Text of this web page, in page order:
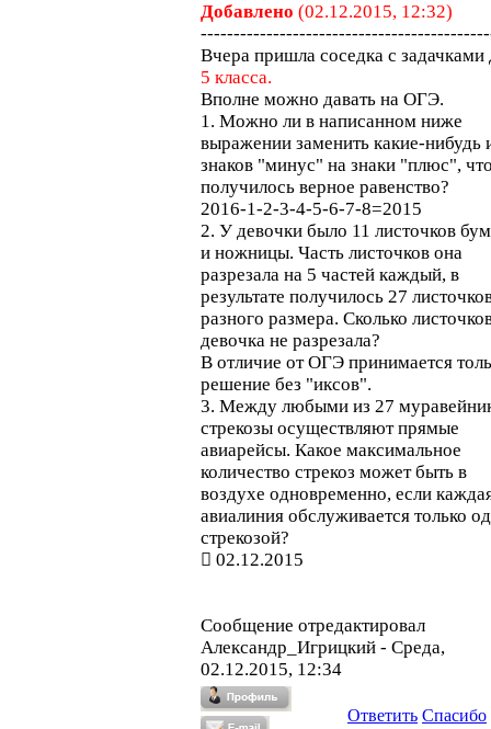
Добавлено (02.12.2015, 12:32)
Вчера пришла соседка с задачками
5 класса.
Вполне можно давать на ОГЭ.
1. Можно ли в написанном ниже
выражении заменить какие-нибудь
знаков "минус" на знаки "плюс",
получилось верное равенство?
2016-1-2-3-4-5-6-7-8=2015
2. У девочки было 11 листочков
и ножницы. Часть листочков она
разрезала на 5 частей каждый, в
результате получилось 27
разного размера. Сколько
девочка не разрезала?
В отличие от ОГЭ принимается
решение без "иксов".
3. Между любыми из 27
стрекозы осуществляют прямые
авиарейсы. Какое максимальное
количество стрекоз может быть в
воздухе одновременно, если
авиалиния обслуживается только
стрекозой?
02.12.2015
Сообщение отредактировал
Александр_Игрицкий - Среда,
02.12.2015, 12:34
Ответить Спасибо